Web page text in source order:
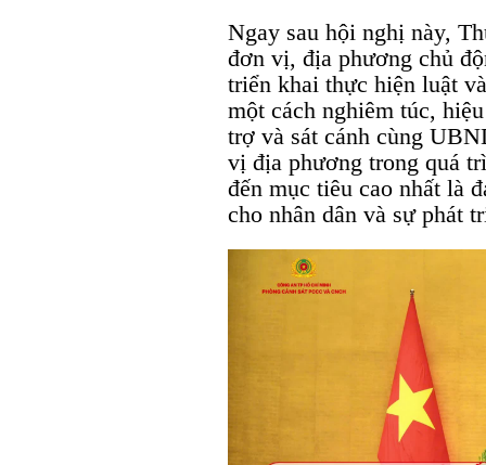
Ngay sau hội nghị này,
đơn vị, địa phương chủ
triển khai thực hiện luật
một cách nghiêm túc,
trợ và sát cánh cùng
vị địa phương trong quá
đến mục tiêu cao nhất là
cho nhân dân và sự phát